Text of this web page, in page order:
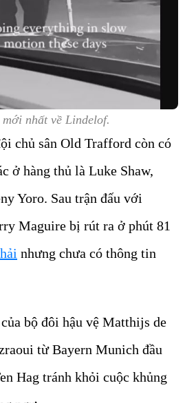
nhất về Lindelof.
chủ sân Old Trafford còn có
ở hàng thủ là Luke Shaw,
Yoro. Sau trận đấu với
Maguire bị rút ra ở phút 81
nhưng chưa có thông tin
bộ đôi hậu vệ Matthijs de
từ Bayern Munich đầu
Hag tránh khỏi cuộc khủng